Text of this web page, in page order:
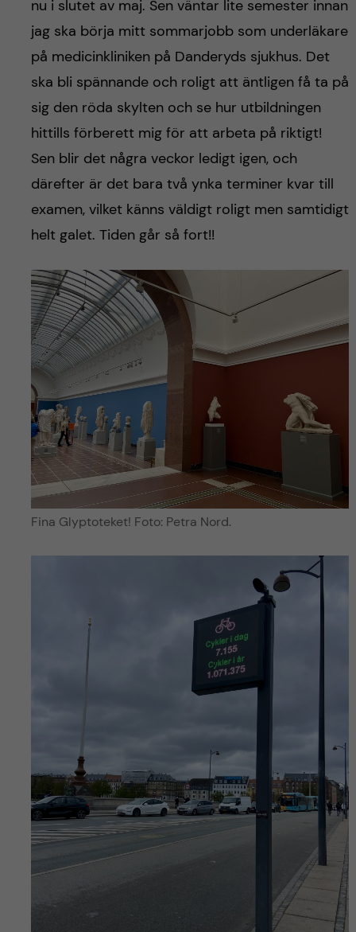
nu i slutet av maj. Sen väntar lite semester innan
jag ska börja mitt sommarjobb som underläkare
på medicinkliniken på Danderyds sjukhus. Det
ska bli spännande och roligt att äntligen få ta på
sig den röda skylten och se hur utbildningen
hittills förberett mig för att arbeta på riktigt!
Sen blir det några veckor ledigt igen, och
därefter är det bara två ynka terminer kvar till
examen, vilket känns väldigt roligt men samtidigt
helt galet. Tiden går så fort!!
Fina Glyptoteket! Foto: Petra Nord.